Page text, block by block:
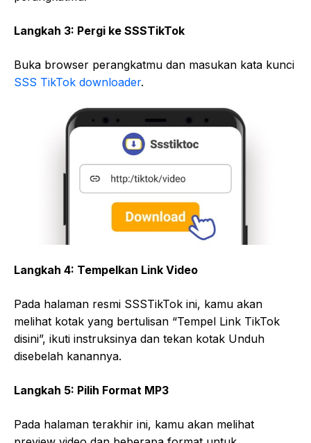
Langkah 3: Pergi ke SSSTikTok
Buka browser perangkatmu dan masukan kata kunci
SSS TikTok downloader.
Langkah 4: Tempelkan Link Video
Pada halaman resmi SSSTikTok ini, kamu akan
melihat kotak yang bertulisan “Tempel Link TikTok
disini”, ikuti instruksinya dan tekan kotak Unduh
disebelah kanannya.
Langkah 5: Pilih Format MP3
Pada halaman terakhir ini, kamu akan melihat